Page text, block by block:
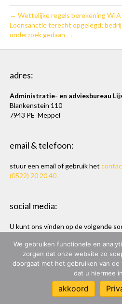
← Wettelijke regels berekening
Loonsanctie terecht opgelegd;
onderzoek gedaan →
adres:
Administratie- en adviesbureau
Blankenstein 110
7943 PE Meppel
email & telefoon:
stuur een email of gebruik het
(0522) 20 20 40
social media:
U kunt ons vinden op de volgende
ADMINISTRATIE- &
ONTWERP & BOUW:
We gebruiken functionele en
zorgen dat onze website zo
doorgaat met het gebruiken van
dat u hiermee
akkoord